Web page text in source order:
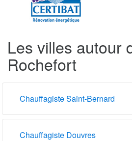
Les villes autour
Rochefort
Chauffagiste Saint-Bernard
Chauffagiste Douvres